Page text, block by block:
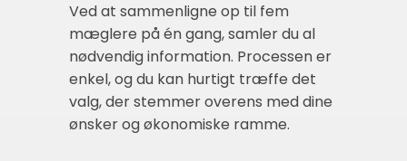
Ved at sammenligne op til fem
mæglere på én gang, samler du al
nødvendig information. Processen er
enkel, og du kan hurtigt træffe det
valg, der stemmer overens med dine
ønsker og økonomiske ramme.